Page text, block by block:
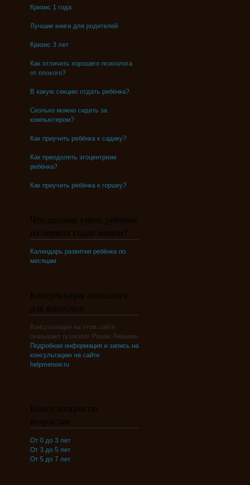
Кризис 1 года
Лучшие книги для родителей
Кризис 3 лет
Как отличить хорошего психолога
от плохого?
В какую секцию отдать ребёнка?
Сколько можно сидеть за
компьютером?
Как приучить ребёнка к садику?
Как преодолеть эгоцентризм
ребёнка?
Как приучить ребёнка к горшку?
Что должен уметь ребёнок
на первых годах жизни?
Календарь развития ребёнка по
месяцам
Консультация психолога
для взрослых
Консультации на этом сайте
оказывает психолог Роман Левыкин
Подробная информация и запись на
консультацию на сайте
helpmenow.ru
Консультации по
возрастам
От 0 до 3 лет
От 3 до 5 лет
От 5 до 7 лет